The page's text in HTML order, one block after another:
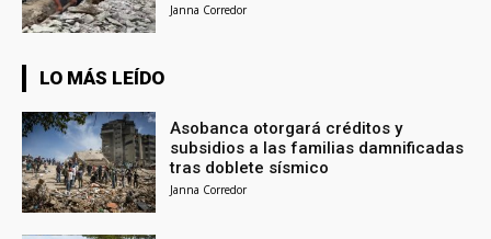
Janna Corredor
LO MÁS LEÍDO
Asobanca otorgará créditos y
subsidios a las familias damnificadas
tras doblete sísmico
Janna Corredor